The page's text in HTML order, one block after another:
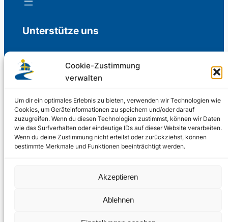
Cookie-Zustimmung
verwalten
Um dir ein optimales Erlebnis zu bieten, verwenden wir Technologien wie
Cookies, um Geräteinformationen zu speichern und/oder darauf
zuzugreifen. Wenn du diesen Technologien zustimmst, können wir Daten
wie das Surfverhalten oder eindeutige IDs auf dieser Website verarbeiten.
Wenn du deine Zustimmung nicht erteilst oder zurückziehst, können
bestimmte Merkmale und Funktionen beeinträchtigt werden.
Akzeptieren
Ablehnen
Unterstütze uns
Freiwillige Spenden für die Aufrechterhaltung
Support us
© 2002 – 2026